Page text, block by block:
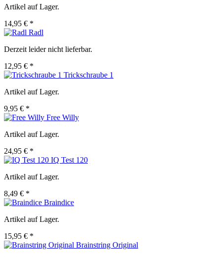
Artikel auf Lager.
14,95 € *
Radl
Derzeit leider nicht lieferbar.
12,95 € *
Trickschraube 1
Artikel auf Lager.
9,95 € *
Free Willy
Artikel auf Lager.
24,95 € *
IQ Test 120
Artikel auf Lager.
8,49 € *
Braindice
Artikel auf Lager.
15,95 € *
Brainstring Original